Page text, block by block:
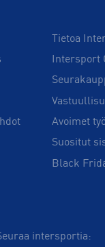
Tietoa
Intersport
Avoimet
Suositut
Black
intersportia: